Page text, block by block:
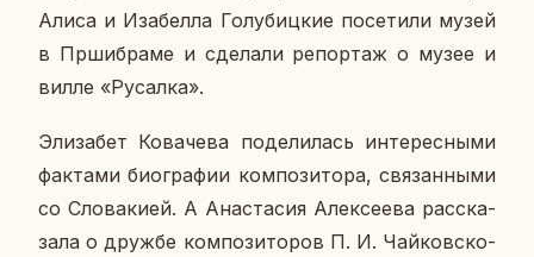
Алиса и Иза­бел­ла Го­лу­биц­кие по­се­ти­ли музей
в Пр­шиб­ра­ме и сде­ла­ли ре­пор­таж о музее и
вилле «Ру­сал­ка».
Эли­за­бет Ко­ва­че­ва по­де­ли­лась ин­те­рес­ны­ми
фак­та­ми био­гра­фии ком­по­зи­то­ра, свя­зан­ны­ми
со Сло­ва­ки­ей. А Ана­ста­сия Алек­се­е­ва рас­ска­
за­ла о дружбе ком­по­зи­то­ров П. И. Чай­ков­ско­